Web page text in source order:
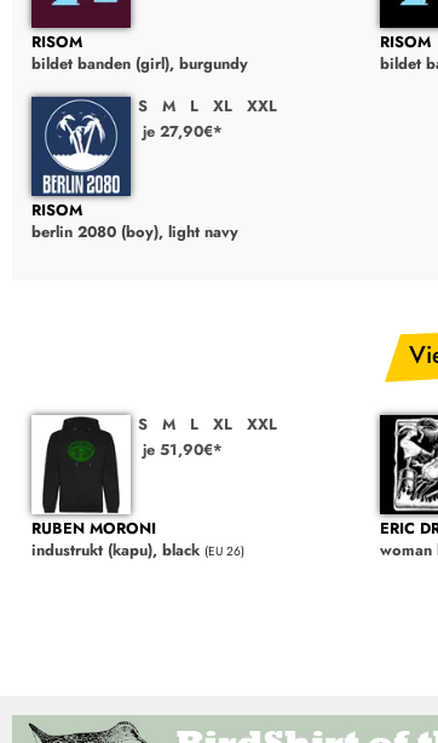
RISOM
bildet banden (girl), burgundy
RISOM
bildet
S
M L XL
XXL
je 27,90€*
RISOM
berlin 2080 (boy), light navy
S M L XL
XXL
je 51,90€*
RUBEN MORONI
industrukt (kapu), black (EU 26)
ERIC
woman